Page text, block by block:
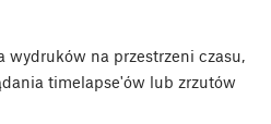
wydruków na przestrzeni czasu,
timelapse'ów lub zrzutów